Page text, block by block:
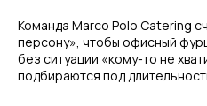
Команда Marco Polo Catering
персону», чтобы офисный
без ситуации «кому-то не
подбираются под